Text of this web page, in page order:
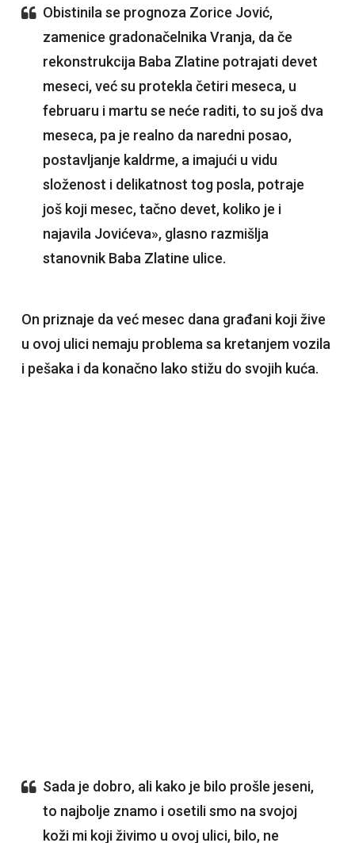
Obistinila se prognoza Zorice Jović,
zamenice gradonačelnika Vranja, da če
rekonstrukcija Baba Zlatine potrajati devet
meseci, već su protekla četiri meseca, u
februaru i martu se neće raditi, to su još dva
meseca, pa je realno da naredni posao,
postavljanje kaldrme, a imajući u vidu
složenost i delikatnost tog posla, potraje
još koji mesec, tačno devet, koliko je i
najavila Jovićeva», glasno razmišlja
stanovnik Baba Zlatine ulice.
On priznaje da već mesec dana građani koji žive
u ovoj ulici nemaju problema sa kretanjem vozila
i pešaka i da konačno lako stižu do svojih kuća.
Sada je dobro, ali kako je bilo prošle jeseni,
to najbolje znamo i osetili smo na svojoj
koži mi koji živimo u ovoj ulici, bilo, ne